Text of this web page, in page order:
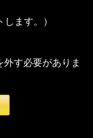
ます。）
す必要がありま